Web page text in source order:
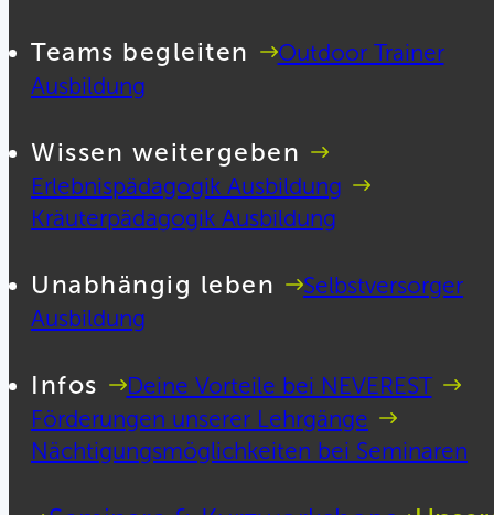
Teams begleiten
Outdoor Trainer
Ausbildung
Wissen weitergeben
Erlebnispädagogik Ausbildung
Kräuterpädagogik Ausbildung
Unabhängig leben
Selbstversorger
Ausbildung
Infos
Deine Vorteile bei NEVEREST
Förderungen unserer Lehrgänge
Nächtigungsmöglichkeiten bei Seminaren